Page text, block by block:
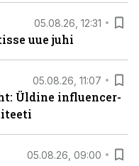
05.08.26, 12:31
uue juhi
05.08.26, 11:07
Üldine influencer-
05.08.26, 09:00